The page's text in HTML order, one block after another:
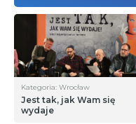
Kategoria: Wrocław
Jest tak, jak Wam się
wydaje